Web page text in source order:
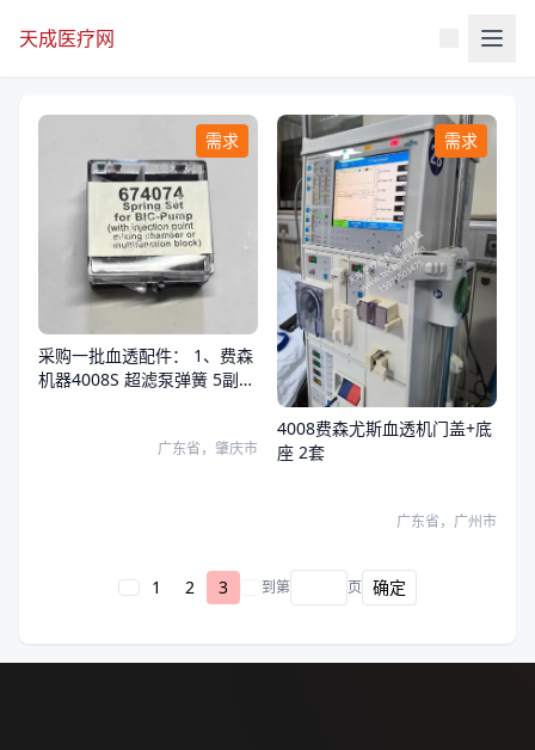
天成医疗网
需求
采购一批血透配件： 1、费森
机器4008S 超滤泵弹簧 5副
旁路红色接头 10个广东省，肇庆市
需求
4008费森尤斯血透机门盖+底
座 2套
广东省，广州市
1 2 3 到第 页 确定